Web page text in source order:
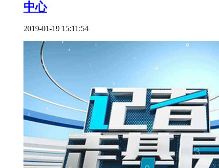
中心
2019-01-19 15:11:54